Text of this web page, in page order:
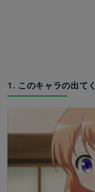
1. このキャラの出て